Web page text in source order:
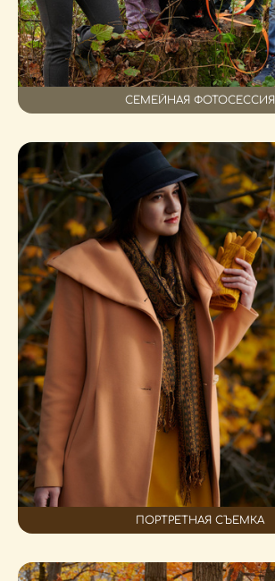
СЕМЕЙНАЯ ФОТОСЕССИЯ
ПОРТРЕТНАЯ СЪЕМКА